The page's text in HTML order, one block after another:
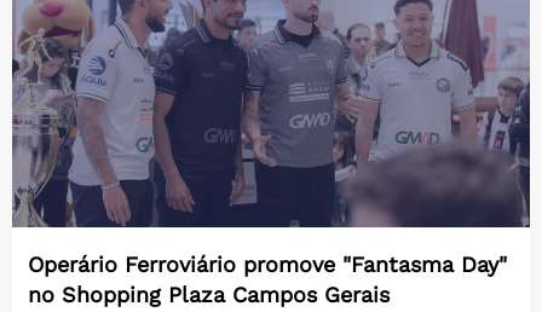
Operário Ferroviário promove "Fantasma Day"
no Shopping Plaza Campos Gerais